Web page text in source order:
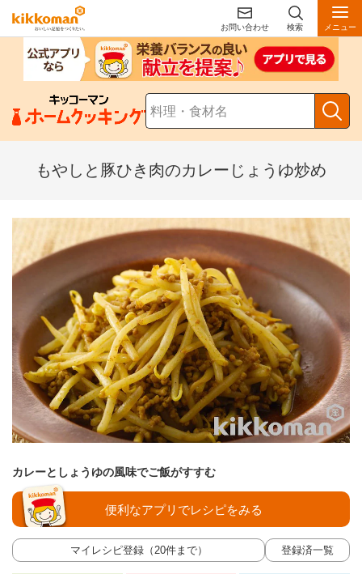
お問い合わせ 検索 メニュー
もやしと豚ひき肉のカレーじょうゆ炒め
カレーとしょうゆの風味でご飯がすすむ
マイレシピ登録（20件まで） 登録済一覧
便利なアプリでレシピをみる